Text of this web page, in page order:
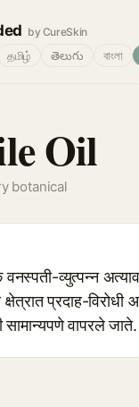
by CureSkin
தமிழ் తెలుగు বাংলা
Oil
botanical
व्युत्पन्न
प्रदाह-
वापरले जाते.